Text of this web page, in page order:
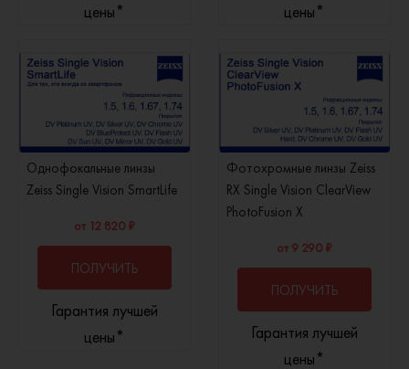
цены*
цены*
Однофокальные линзы
Zeiss Single Vision SmartLife
от 12 820 ₽
ПОЛУЧИТЬ
КОНСУЛЬТАЦИЮ
Гарантия лучшей
цены*
Фотохромные линзы Zeiss
RX Single Vision ClearView
PhotoFusion X
от 9 290 ₽
ПОЛУЧИТЬ
КОНСУЛЬТАЦИЮ
Гарантия лучшей
цены*